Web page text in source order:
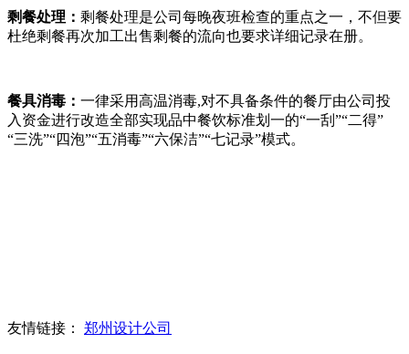
剩餐处理： 剩餐处理是公司每晚夜班检查的重点之一，不但要
杜绝剩餐再次加工出售剩餐的流向也要求详细记录在册。
餐具消毒： 一律采用高温消毒,对不具备条件的餐厅由公司投
入资金进行改造全部实现品中餐饮标准划一的“一刮”“二得”
“三洗”“四泡”“五消毒”“六保洁”“七记录”模式。
友情链接： 郑州设计公司